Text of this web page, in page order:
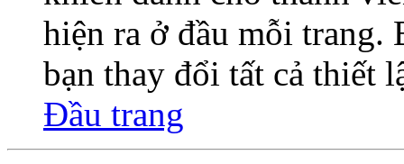
hiện ra ở đầu mỗi trang.
bạn thay đổi tất cả thiết
Đầu trang